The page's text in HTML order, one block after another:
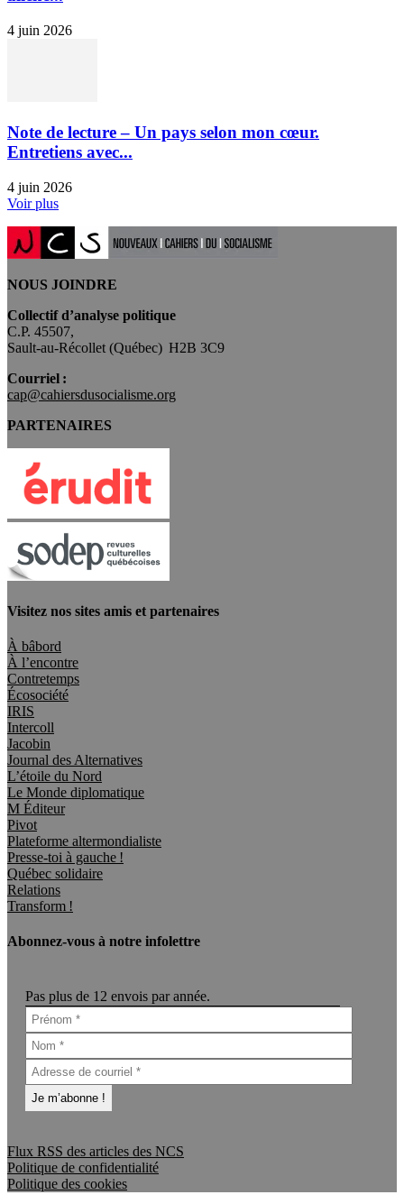
4 juin 2026
Note de lecture – Un pays selon mon cœur.
Entretiens avec...
4 juin 2026
Voir plus
NOUS JOINDRE
Collectif d’analyse politique
C.P. 45507,
Sault-au-Récollet (Québec) H2B 3C9
Courriel :
cap@cahiersdusocialisme.org
PARTENAIRES
Visitez nos sites amis et partenaires
À bâbord
À l’encontre
Contretemps
Écosociété
IRIS
Intercoll
Jacobin
Journal des Alternatives
L’étoile du Nord
Le Monde diplomatique
M Éditeur
Pivot
Plateforme altermondialiste
Presse-toi à gauche !
Québec solidaire
Relations
Transform !
Abonnez-vous à notre infolettre
Pas plus de 12 envois par année.
Flux RSS des articles des NCS
Politique de confidentialité
Politique des cookies